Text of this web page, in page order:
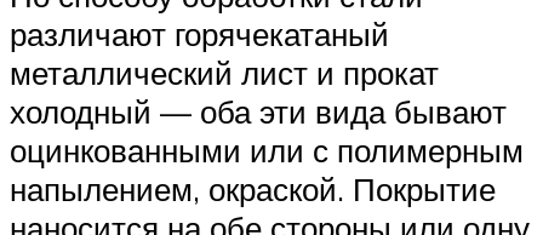
различают горячекатаный
металлический лист и прокат
холодный — оба эти вида бывают
оцинкованными или с полимерным
напылением, окраской. Покрытие